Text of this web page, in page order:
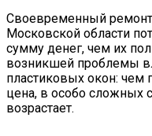
Своевременный
Московской области
сумму денег, чем их
возникшей проблемы
пластиковых окон: чем
цена, в особо сложных
возрастает.